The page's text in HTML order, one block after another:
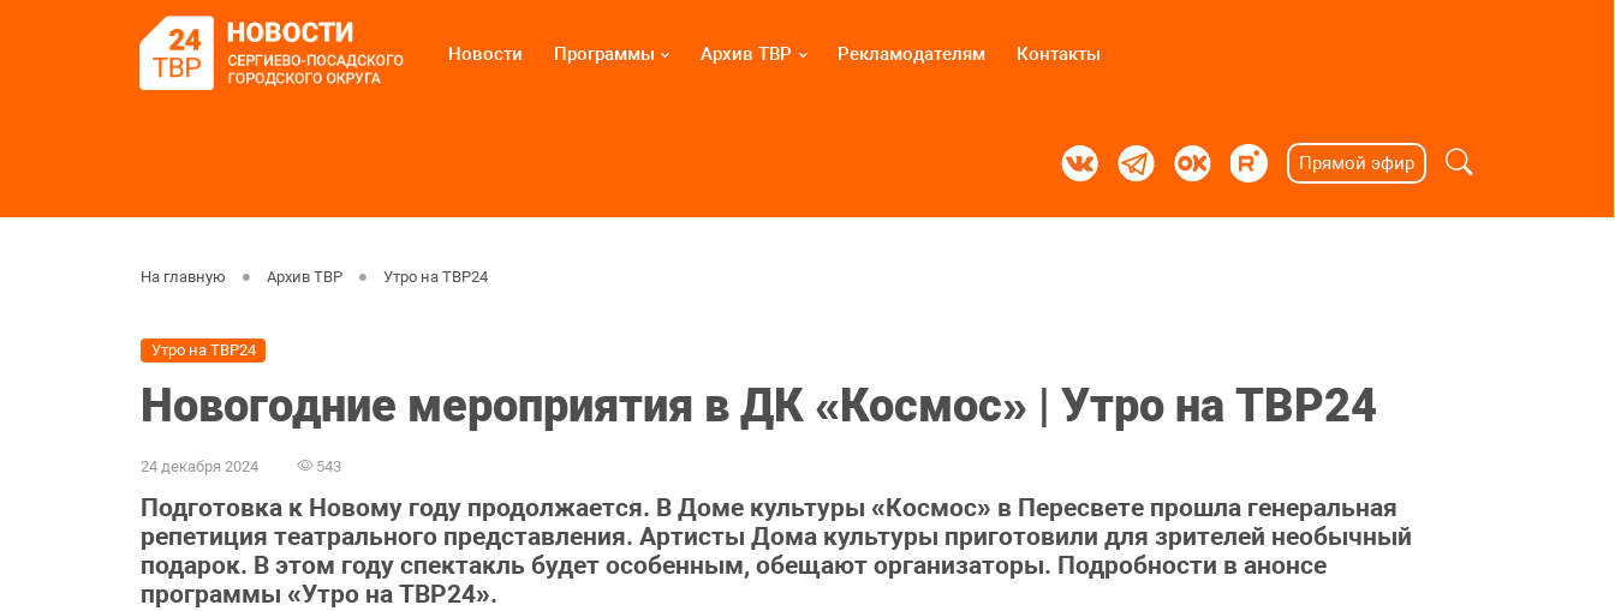
Новости Программы Архив ТВР Рекламодателям Контакты
Прямой эфир
На главную Архив ТВР Утро на ТВР24
Утро на ТВР24
Новогодние мероприятия в ДК «Космос» | Утро на ТВР24
24 декабря 2024 543
Подготовка к Новому году продолжается. В Доме культуры «Космос» в Пересвете прошла генеральная
репетиция театрального представления. Артисты Дома культуры приготовили для зрителей необычный
подарок. В этом году спектакль будет особенным, обещают организаторы. Подробности в анонсе
программы «Утро на ТВР24».